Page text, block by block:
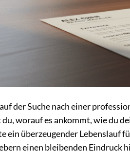
der Suche nach einer
worauf es ankommt, wie du
ein überzeugender Lebenslauf
einen bleibenden Eindruck